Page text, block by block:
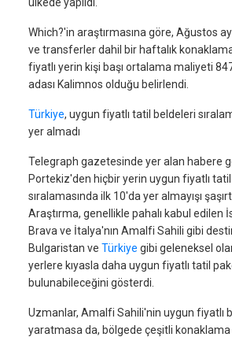
Which?'in araştırmasına göre, Ağustos
ve transferler dahil bir haftalık
fiyatlı yerin kişi başı ortalama maliyeti
adası Kalimnos olduğu belirlendi.
Türkiye, uygun fiyatlı tatil beldeleri
yer almadı
Telegraph gazetesinde yer alan habere
Portekiz'den hiçbir yerin uygun fiyatlı
sıralamasında ilk 10'da yer almayışı
Araştırma, genellikle pahalı kabul edilen
Brava ve İtalya'nın Amalfi Sahili gibi
Bulgaristan ve Türkiye gibi geleneksel
yerlere kıyasla daha uygun fiyatlı tatil
bulunabileceğini gösterdi.
Uzmanlar, Amalfi Sahili'nin uygun fiyatlı
yaratmasa da, bölgede çeşitli